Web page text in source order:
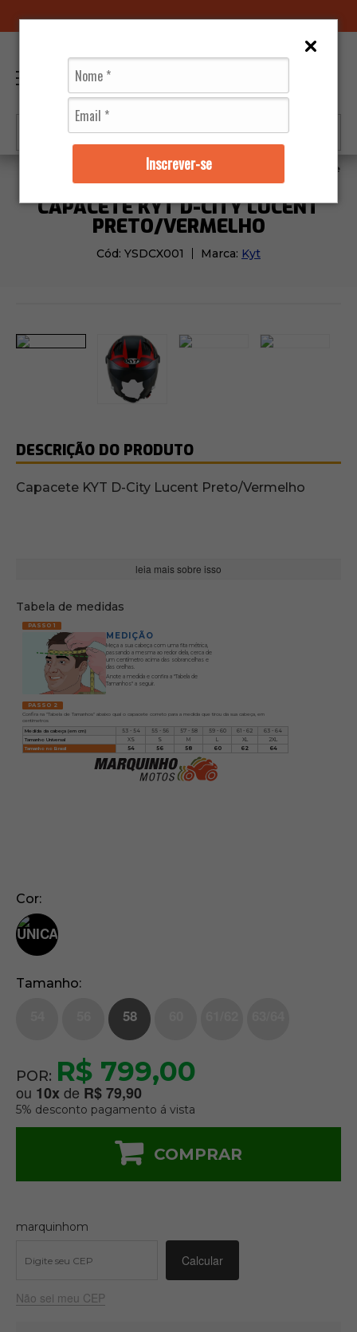
Inscrever-se
Capacete KYT D-City Lucent
CAPACETE KYT D-CITY LUCENT
PRETO/VERMELHO
Cód: YSDCX001 Marca: Kyt
DESCRIÇÃO DO PRODUTO
Capacete KYT D-City Lucent Preto/Vermelho
leia mais sobre isso
Tabela de medidas
PASSO 1
MEDIÇÃO
Meça a sua cabeça com uma fita métrica,
passando a mesma ao redor dela, cerca de
um centímetro acima das sobrancelhas e
das orelhas.
Anote a medida e confira a "Tabela de
Tamanhos" a seguir.
PASSO 2
Confira na "Tabela de Tamanhos" abaixo qual o capacete correto para a medida que tirou da sua cabeça, em
centímetros
Medida da cabeça (em cm)
53 - 54 55 - 56 57 - 58 59 - 60 61 - 62
63 - 64
Tamanho Universal
XS S M L XL
2XL
Tamanho no Brasil
54 56 58 60 62 64
Cor
Tamanho
58
POR: R$ 799,00
ou 10xde R$ 79,90
5% desconto pagamento á vista
COMPRAR
marquinhom
Não sei meu CEP